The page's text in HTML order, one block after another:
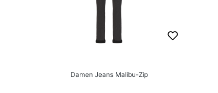
Damen Jeans Malibu-Zip